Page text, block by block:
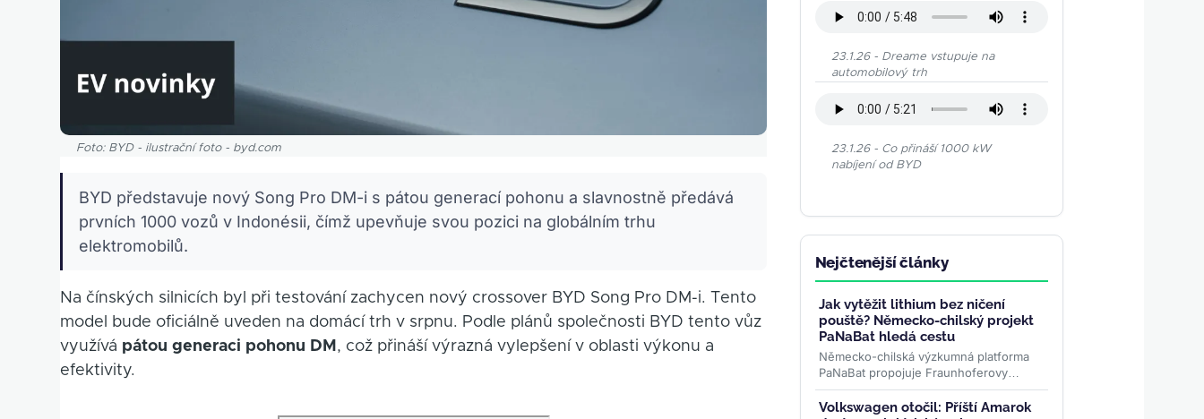
Foto: BYD - ilustrační foto - byd.com
BYD představuje nový Song Pro DM-i s pátou generací pohonu a slavnostně předává
prvních 1000 vozů v Indonésii, čímž upevňuje svou pozici na globálním trhu
elektromobilů.
Na čínských silnicích byl při testování zachycen nový crossover BYD Song Pro DM-i. Tento
model bude oficiálně uveden na domácí trh v srpnu. Podle plánů společnosti BYD tento vůz
využívá pátou generaci pohonu DM , což přináší výrazná vylepšení v oblasti výkonu a
efektivity.
23.1.26 - Dreame vstupuje na
automobilový trh
23.1.26 - Co přináší 1000 kW
nabíjení od BYD
Nejčtenější články
Jak vytěžit lithium bez ničení
pouště? Německo-chilský projekt
PaNaBat hledá cestu
Německo-chilská výzkumná platforma
PaNaBat propojuje Fraunhoferovy
instituty s chilskými vědci. Cílem je těžit
lithium bez odpařovacích...>>
Volkswagen otočil: Příští Amarok